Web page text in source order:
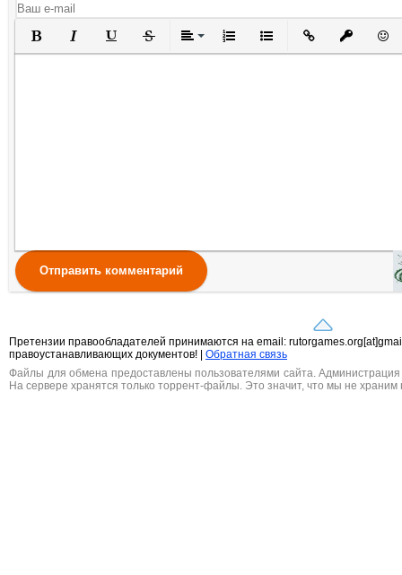
Полужирный
КурсивПодчеркнутый
ЗачеркнутыйВыравнивание
Нумерованный список
Маркированный список
Вставить ссылку
Вставить
Отправить комментарий
Претензии правообладателей принимаются на email:
правоустанавливающих документов! |
Обратная связь
Файлы для обмена предоставлены пользователями сайта. Администрация
На сервере хранятся только торрент-файлы. Это значит, что мы не